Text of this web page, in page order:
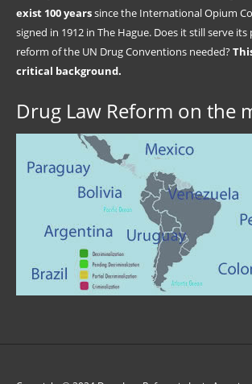
exist 100 yearssince the International Opium
signed in 1912 in The Hague. Does it still serve
reform of the UN Drug Conventions needed?
critical background.
Drug Law Reform on the